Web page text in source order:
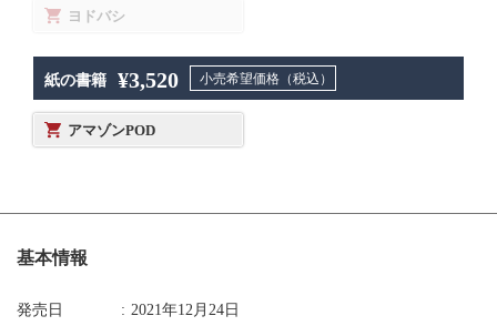
ヨドバシ
紙の書籍 ¥3,520 小売希望価格（税込）
アマゾンPOD
基本情報
発売日 2021年12月24日